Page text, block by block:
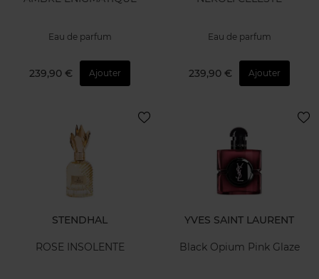
Eau de parfum
239,90 € Ajouter
Eau de parfum
239,90 € Ajouter
STENDHAL
ROSE INSOLENTE
YVES SAINT LAURENT
Black Opium Pink Glaze